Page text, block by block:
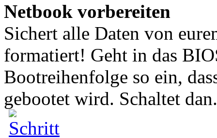
Netbook vorbereiten
Sichert alle Daten von
formatiert! Geht in das
Bootreihenfolge so ein,
gebootet wird. Schaltet